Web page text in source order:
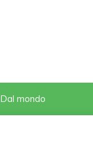
Dal mondo